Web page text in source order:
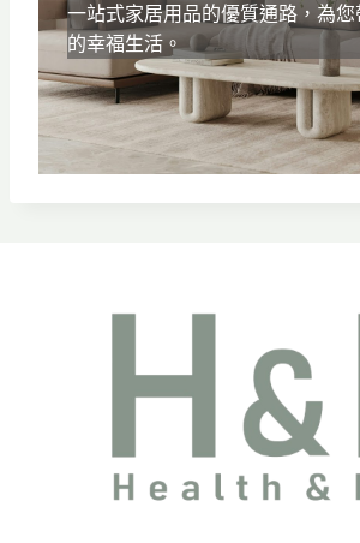
一站式家居用品的優質通路，為
的幸福生活。